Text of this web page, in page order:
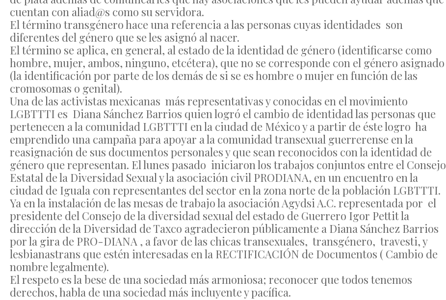
cuentan con aliad@s como su servidora.
El término transgénero hace una referencia a las personas cuyas identidades son
diferentes del género que se les asignó al nacer.
El término se aplica, en general, al estado de la identidad de género (identificarse como
hombre, mujer, ambos, ninguno, etcétera), que no se corresponde con el género asignado
(la identificación por parte de los demás de si se es hombre o mujer en función de las
cromosomas o genital).
Una de las activistas mexicanas más representativas y conocidas en el movimiento
LGBTTTI es Diana Sánchez Barrios quien logró el cambio de identidad las personas que
pertenecen a la comunidad LGBTTTI en la ciudad de México y a partir de éste logro ha
emprendido una campaña para apoyar a la comunidad transexual guerrerense en la
reasignación de sus documentos personales y que sean reconocidos con la identidad de
género que representan. El lunes pasado iniciaron los trabajos conjuntos entre el Consejo
Estatal de la Diversidad Sexual y la asociación civil PRODIANA, en un encuentro en la
ciudad de Iguala con representantes del sector en la zona norte de la población LGBTTTI.
Ya en la instalación de las mesas de trabajo la asociación Agydsi A.C. representada por el
presidente del Consejo de la diversidad sexual del estado de Guerrero Igor Pettit la
dirección de la Diversidad de Taxco agradecieron públicamente a Diana Sánchez Barrios
por la gira de PRO-DIANA , a favor de las chicas transexuales, transgénero, travesti, y
lesbianastrans que estén interesadas en la RECTIFICACIÓN de Documentos ( Cambio de
nombre legalmente).
El respeto es la bese de una sociedad más armoniosa; reconocer que todos tenemos
derechos, habla de una sociedad más incluyente y pacífica.